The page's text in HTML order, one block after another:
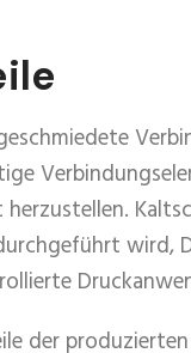
wird,
der